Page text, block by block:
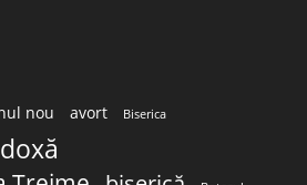
nou avort Biserica